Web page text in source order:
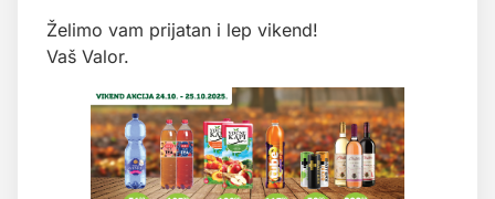
Želimo vam prijatan i lep vikend!
Vaš Valor.